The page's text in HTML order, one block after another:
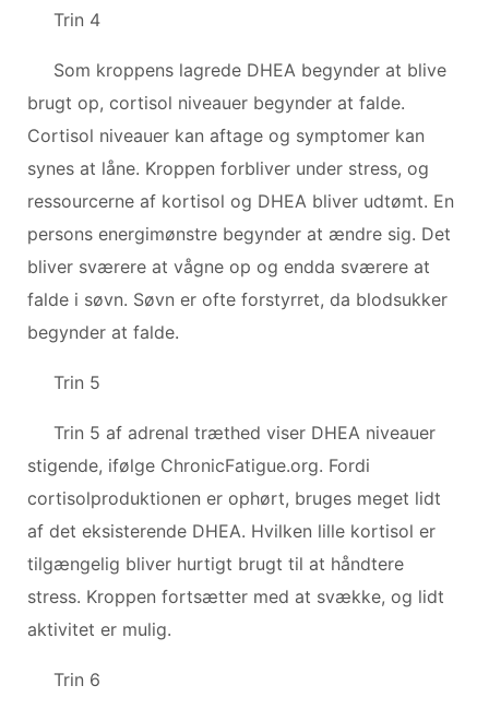
Trin 4
Som kroppens lagrede DHEA begynder at blive
brugt op, cortisol niveauer begynder at falde.
Cortisol niveauer kan aftage og symptomer kan
synes at låne. Kroppen forbliver under stress, og
ressourcerne af kortisol og DHEA bliver udtømt. En
persons energimønstre begynder at ændre sig. Det
bliver sværere at vågne op og endda sværere at
falde i søvn. Søvn er ofte forstyrret, da blodsukker
begynder at falde.
Trin 5
Trin 5 af adrenal træthed viser DHEA niveauer
stigende, ifølge ChronicFatigue.org. Fordi
cortisolproduktionen er ophørt, bruges meget lidt
af det eksisterende DHEA. Hvilken lille kortisol er
tilgængelig bliver hurtigt brugt til at håndtere
stress. Kroppen fortsætter med at svække, og lidt
aktivitet er mulig.
Trin 6